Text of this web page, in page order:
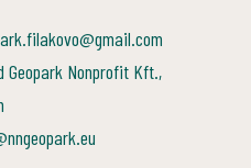
Geopark Nonprofit Kft.,